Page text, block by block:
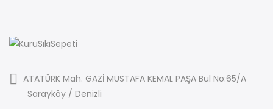
ATATÜRK Mah. GAZİ MUSTAFA KEMAL PAŞA Bul No:65/A
Sarayköy / Denizli